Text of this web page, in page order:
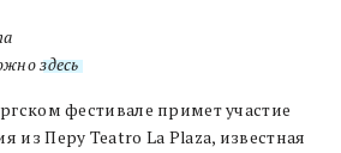
здесь.
фестивале примет участие
из Перу Teatro La Plaza, известная